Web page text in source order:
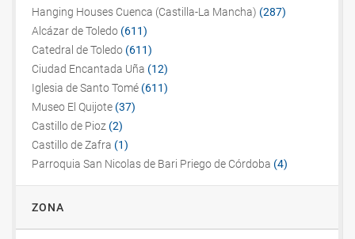
Hanging Houses Cuenca (Castilla-La Mancha) (287)
Alcázar de Toledo (611)
Catedral de Toledo (611)
Ciudad Encantada Uña (12)
Iglesia de Santo Tomé (611)
Museo El Quijote (37)
Castillo de Pioz (2)
Castillo de Zafra (1)
Parroquia San Nicolas de Bari Priego de Córdoba (4)
ZONA